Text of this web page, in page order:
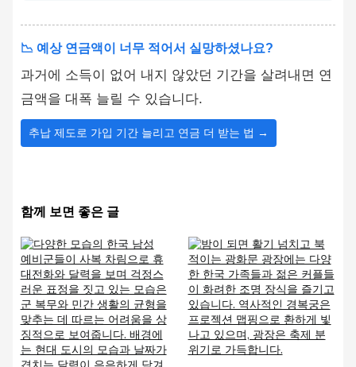
📉 예상 연금액이 너무 적어서 실망하셨나요?
과거에 소득이 없어 내지 않았던 기간을 살려내면 연
금액을 대폭 늘릴 수 있습니다.
추납 제도로 가입 기간 늘리고 연금 더 받는 법 →
함께 보면 좋은 글